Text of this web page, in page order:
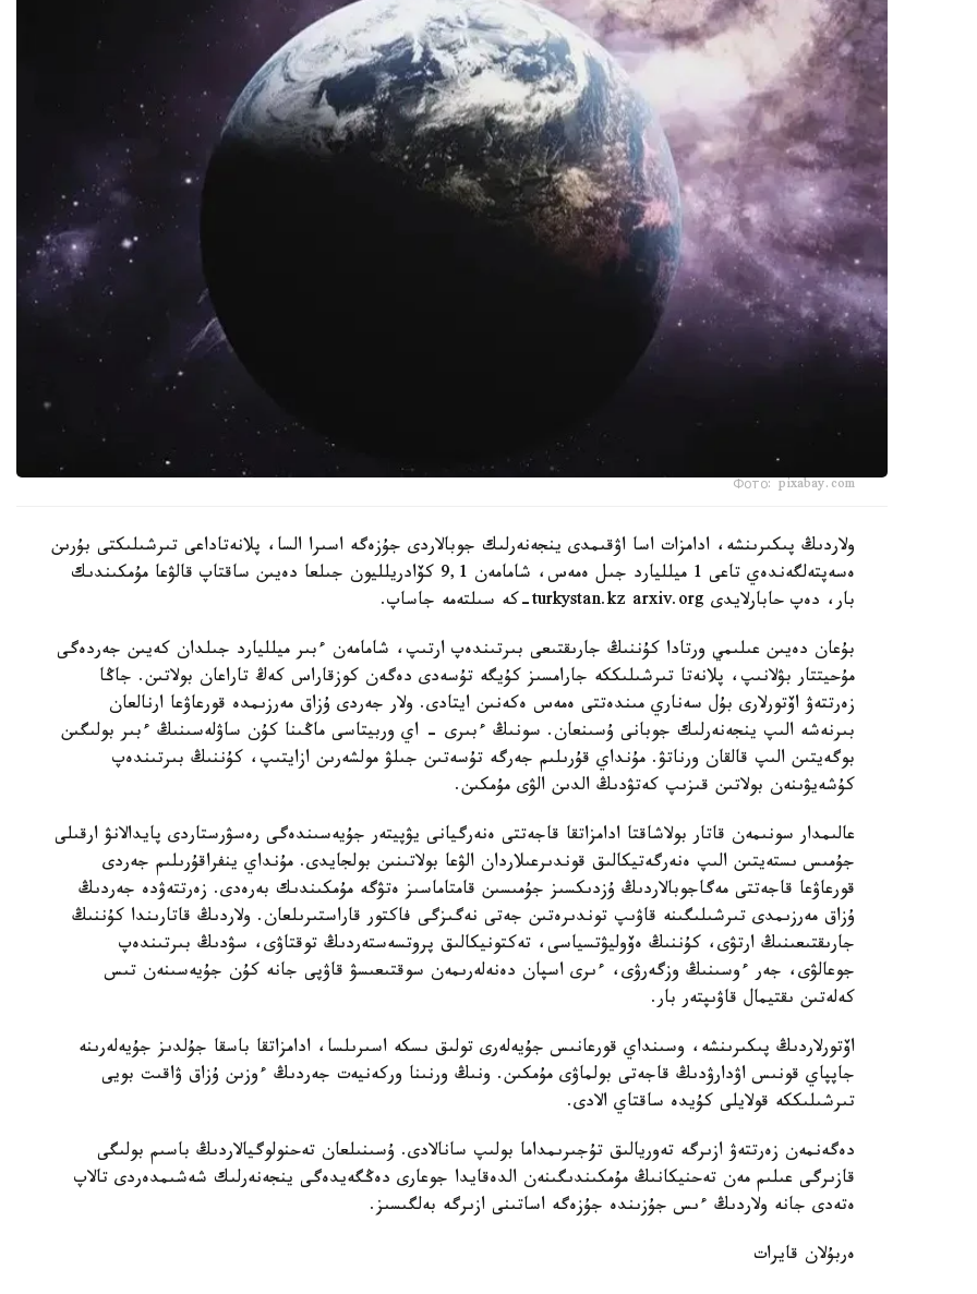
Фото: pixabay.com
ولاردىڭ پىكىرىنشە، ادامزات اسا اۋقىمدى ينجەنەرلىك جوبالاردى جۇزەگە اسىرا السا، پلانەتاداعى تىرشىلىكتى بۇرىن
ەسەپتەلگەندەي تاعى 1 ميلليارد جىل ەمەس، شامامەن 9,1 كۆادريلليون جىلعا دەيىن ساقتاپ قالۋعا مۇمكىندىك
بار، دەپ حابارلايدى turkystan.kz arxiv.org-كە سىلتەمە جاساپ.
بۇعان دەيىن عىلىمي ورتادا كۇننىڭ جارىقتىعى بىرتىندەپ ارتىپ، شامامەن ءبىر ميلليارد جىلدان كەيىن جەردەگى
مۇحيتتار بۋلانىپ، پلانەتا تىرشىلىككە جارامسىز كۇيگە تۇسەدى دەگەن كوزقاراس كەڭ تاراعان بولاتىن. جاڭا
زەرتتەۋ اۆتورلارى بۇل سەناري مىندەتتى ەمەس ەكەنىن ايتادى. ولار جەردى ۇزاق مەرزىمدە قورعاۋعا ارنالعان
بىرنەشە الىپ ينجەنەرلىك جوبانى ۇسىنعان. سونىڭ ءبىرى - اي وربيتاسى ماڭىنا كۇن ساۋلەسىنىڭ ءبىر بولىگىن
بوگەيتىن الىپ قالقان ورناتۋ. مۇنداي قۇرىلىم جەرگە تۇسەتىن جىلۋ مولشەرىن ازايتىپ، كۇننىڭ بىرتىندەپ
كۇشەيۋىنەن بولاتىن قىزىپ كەتۋدىڭ الدىن الۋى مۇمكىن.
عالىمدار سونىمەن قاتار بولاشاقتا ادامزاتقا قاجەتتى ەنەرگيانى يۋپيتەر جۇيەسىندەگى رەسۋرستاردى پايدالانۋ ارقىلى
جۇمىس ىستەيتىن الىپ ەنەرگەتيكالىق قوندىرعىلاردان الۋعا بولاتىنىن بولجايدى. مۇنداي ينفراقۇرىلىم جەردى
قورعاۋعا قاجەتتى مەگاجوبالاردىڭ ۇزدىكسىز جۇمىسىن قامتاماسىز ەتۋگە مۇمكىندىك بەرەدى. زەرتتەۋدە جەردىڭ
ۇزاق مەرزىمدى تىرشىلىگىنە قاۋىپ توندىرەتىن جەتى نەگىزگى فاكتور قاراستىرىلعان. ولاردىڭ قاتارىندا كۇننىڭ
جارىقتىعىنىڭ ارتۋى، كۇننىڭ ەۆوليۋتسياسى، تەكتونيكالىق پروتسەستەردىڭ توقتاۋى، سۋدىڭ بىرتىندەپ
جوعالۋى، جەر ءوسىنىڭ وزگەرۋى، ءىرى اسپان دەنەلەرىمەن سوقتىعىسۋ قاۋپى جانە كۇن جۇيەسىنەن تىس
كەلەتىن ىقتيمال قاۋىپتەر بار.
اۆتورلاردىڭ پىكىرىنشە، وسىنداي قورعانىس جۇيەلەرى تولىق ىسكە اسىرىلسا، ادامزاتقا باسقا جۇلدىز جۇيەلەرىنە
جاپپاي قونىس اۋدارۋدىڭ قاجەتى بولماۋى مۇمكىن. ونىڭ ورنىنا وركەنيەت جەردىڭ ءوزىن ۇزاق ۋاقىت بويى
تىرشىلىككە قولايلى كۇيدە ساقتاي الادى.
دەگەنمەن زەرتتەۋ ازىرگە تەوريالىق تۇجىرىمداما بولىپ سانالادى. ۇسىنىلعان تەحنولوگيالاردىڭ باسىم بولىگى
قازىرگى عىلىم مەن تەحنيكانىڭ مۇمكىندىگىنەن الدەقايدا جوعارى دەڭگەيدەگى ينجەنەرلىك شەشىمدەردى تالاپ
ەتەدى جانە ولاردىڭ ءىس جۇزىندە جۇزەگە اساتىنى ازىرگە بەلگىسىز.
ەربۇلان قايرات